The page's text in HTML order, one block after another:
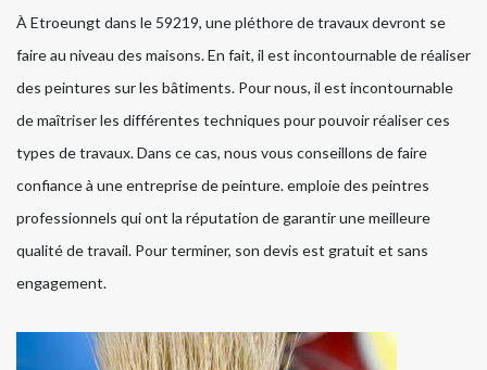
À Etroeungt dans le 59219, une pléthore de travaux devront se
faire au niveau des maisons. En fait, il est incontournable de réaliser
des peintures sur les bâtiments. Pour nous, il est incontournable
de maîtriser les différentes techniques pour pouvoir réaliser ces
types de travaux. Dans ce cas, nous vous conseillons de faire
confiance à une entreprise de peinture. emploie des peintres
professionnels qui ont la réputation de garantir une meilleure
qualité de travail. Pour terminer, son devis est gratuit et sans
engagement.